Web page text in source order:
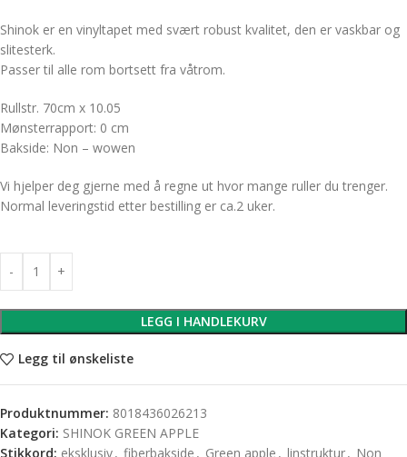
Shinok er en vinyltapet med svært robust kvalitet, den er vaskbar og
slitesterk.
Passer til alle rom bortsett fra våtrom.
Rullstr. 70cm x 10.05
Mønsterrapport: 0 cm
Bakside: Non – wowen
Vi hjelper deg gjerne med å regne ut hvor mange ruller du trenger.
Normal leveringstid etter bestilling er ca.2 uker.
LEGG I HANDLEKURV
Legg til ønskeliste
Produktnummer: 8018436026213
Kategori: SHINOK GREEN APPLE
Stikkord: eksklusiv, fiberbakside , Green apple , linstruktur, Non